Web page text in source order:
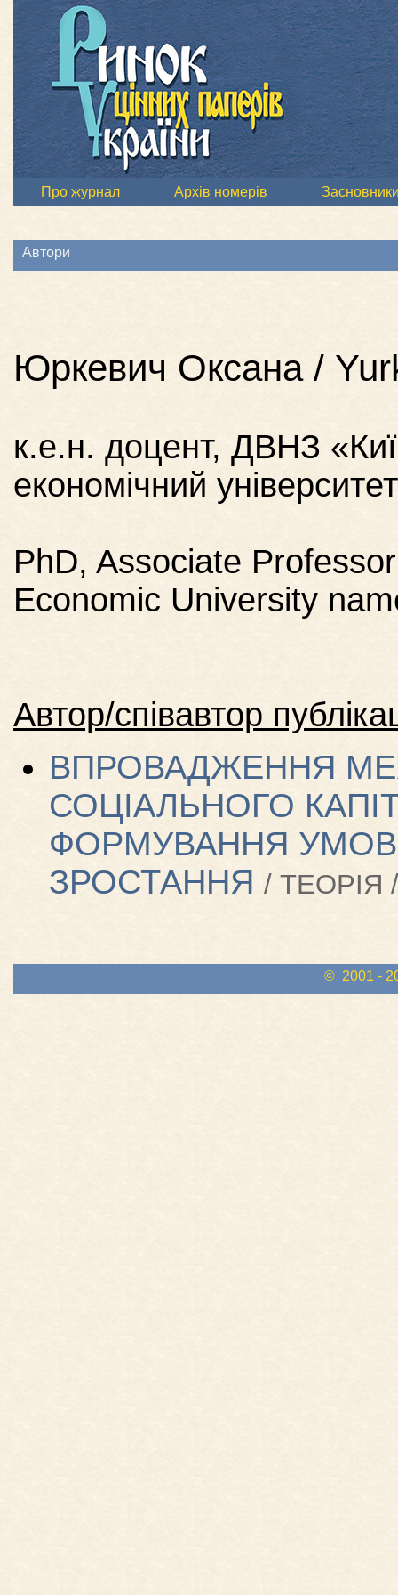
Про журнал Архів номерів
Автори
Юркевич Оксана /
к.е.н. доцент, ДВНЗ
економічний
PhD, Associate
Economic University
Автор/співавтор
ВПРОВАДЖЕННЯ
СОЦІАЛЬНОГО
ФОРМУВАННЯ УМОВ
ЗРОСТАННЯ / ТЕОРІЯ
© 2001 -